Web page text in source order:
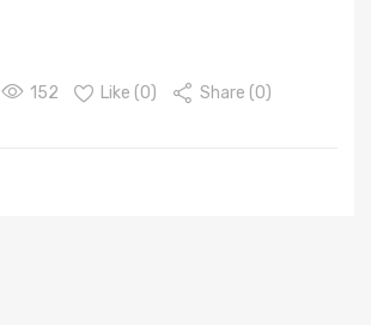
152 Like (0) Share (0)